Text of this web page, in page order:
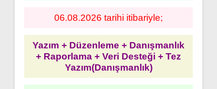
06.08.2026 tarihi itibariyle;
Yazım + Düzenleme + Danışmanlık
+ Raporlama + Veri Desteği + Tez
Yazım(Danışmanlık)